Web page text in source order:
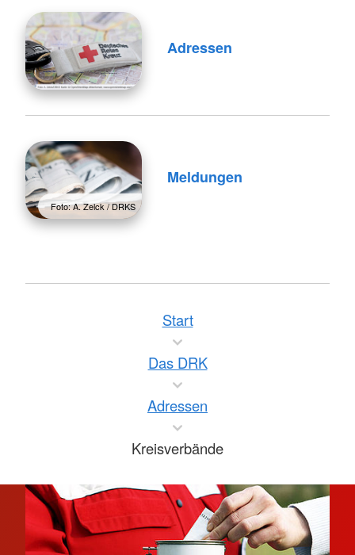
Adressen
Foto: A. Zelck / DRKS
Meldungen
Start
Das DRK
Adressen
Kreisverbände